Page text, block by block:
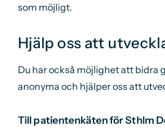
som möjligt.
Hjälp oss att
Du har också möjlighet att bidra
anonyma och hjälper oss att
Till patientenkäten för Sthlm